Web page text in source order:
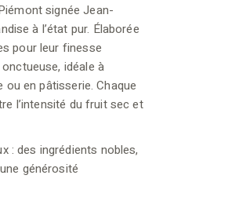
signée Jean-
à l’état pur. Élaborée
pour leur finesse
idéale à
en pâtisserie. Chaque
l’intensité du fruit sec et
: des ingrédients nobles,
générosité